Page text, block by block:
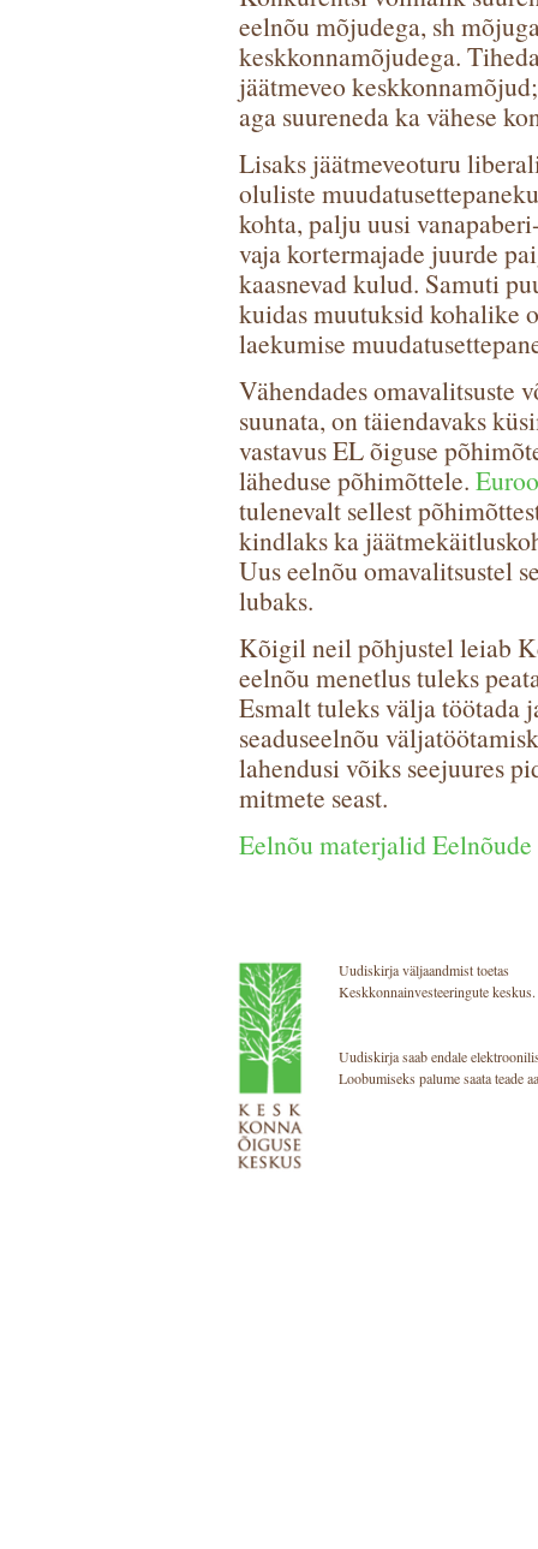
eelnõu mõjudega, sh
keskkonnamõjudega.
jäätmeveo
aga suureneda ka vähese
Lisaks jäätmeveoturu
oluliste
kohta, palju uusi
vaja kortermajade juurde
kaasnevad kulud. Samuti
kuidas muutuksid kohalike
laekumise
Vähendades omavalitsuste
suunata, on täiendavaks
vastavus EL õiguse
läheduse põhimõttele.
tulenevalt sellest
kindlaks ka
Uus eelnõu omavalitsustel
lubaks.
Kõigil neil põhjustel leiab
eelnõu menetlus tuleks
Esmalt tuleks välja töötada
seaduseelnõu
lahendusi võiks seejuures
mitmete seast.
Eelnõu materjalid Eelnõude
Uudiskirja väljaandmist toetas
Keskkonnainvesteeringute keskus.
Uudiskirja saab endale
Loobumiseks palume saata teade